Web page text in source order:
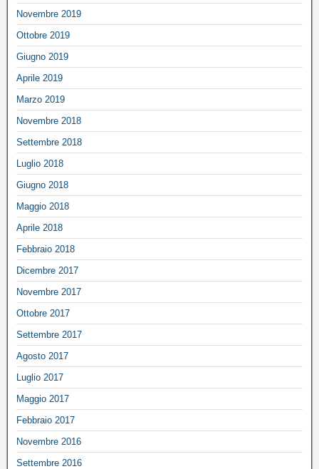
Novembre 2019
Ottobre 2019
Giugno 2019
Aprile 2019
Marzo 2019
Novembre 2018
Settembre 2018
Luglio 2018
Giugno 2018
Maggio 2018
Aprile 2018
Febbraio 2018
Dicembre 2017
Novembre 2017
Ottobre 2017
Settembre 2017
Agosto 2017
Luglio 2017
Maggio 2017
Febbraio 2017
Novembre 2016
Settembre 2016